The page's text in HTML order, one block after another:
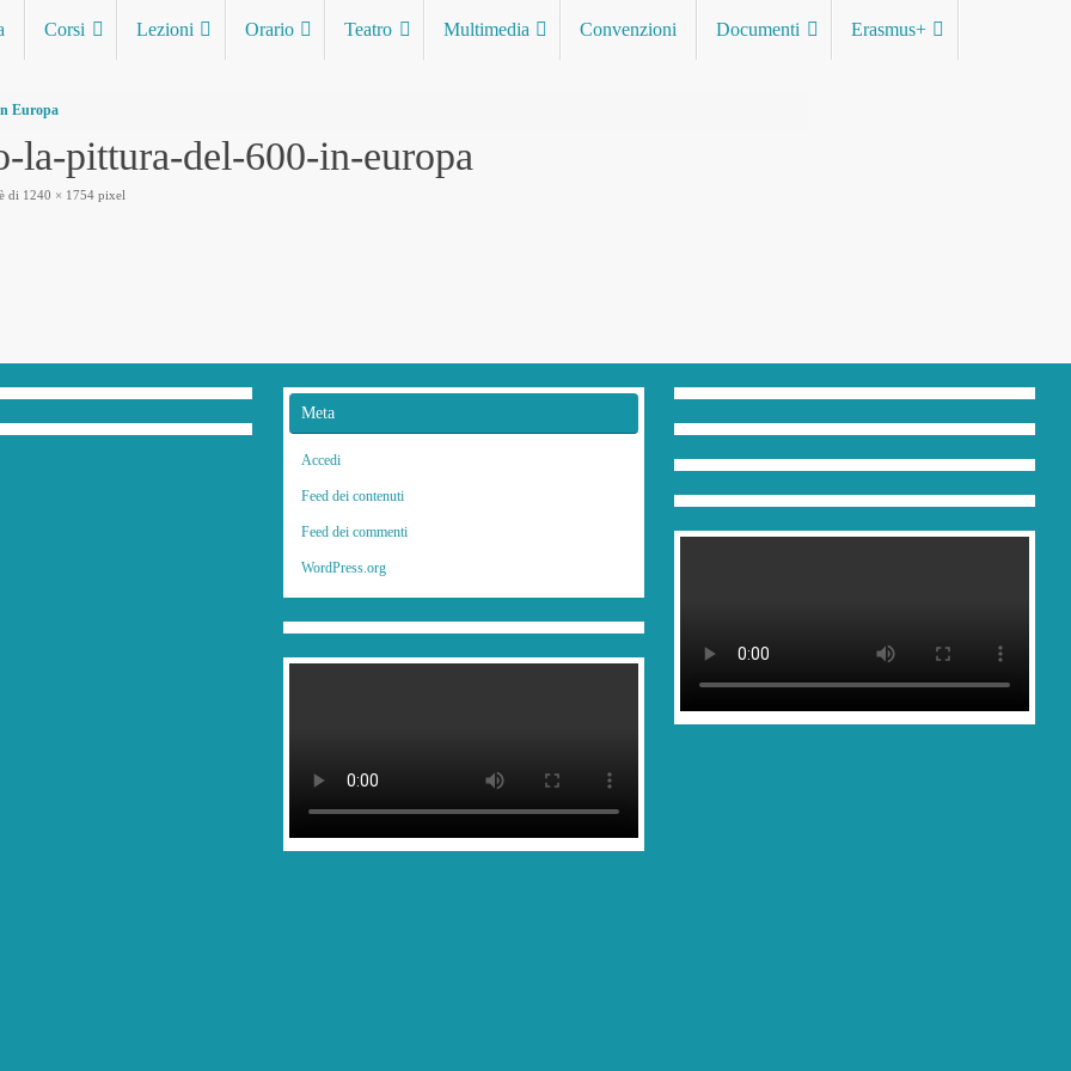
Corsi Lezioni Orario Teatro Multimedia Convenzioni Documenti Erasmus+
Europa
la-pittura-del-600-in-europa
di 1240 × 1754pixel
Meta
Accedi
Feed dei contenuti
Feed dei commenti
WordPress.org